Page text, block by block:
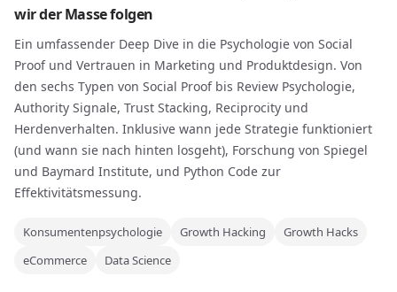
wir der Masse folgen
Ein umfassender Deep Dive in die Psychologie von Social
Proof und Vertrauen in Marketing und Produktdesign. Von
den sechs Typen von Social Proof bis Review Psychologie,
Authority Signale, Trust Stacking, Reciprocity und
Herdenverhalten. Inklusive wann jede Strategie funktioniert
(und wann sie nach hinten losgeht), Forschung von Spiegel
und Baymard Institute, und Python Code zur
Effektivitätsmessung.
Konsumentenpsychologie Growth Hacking
Growth Hacks
eCommerce
Data Science